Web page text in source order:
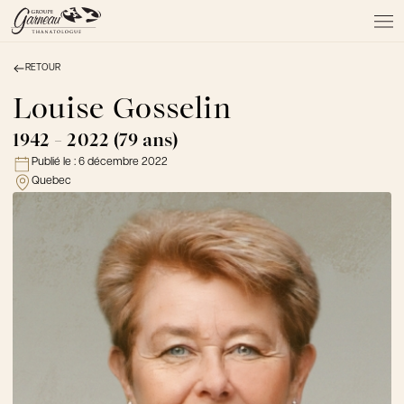
À PROPOS
NOS SERVICES
NOS PRODUITS
NOTRE ÉQUIPE
NOS SALONS
AVIS DE DÉCÈS
FAQ et mythes
Témoignages
RETOUR
Louise Gosselin
1942 - 2022 (79 ans)
Publié le : 6 décembre 2022
Quebec